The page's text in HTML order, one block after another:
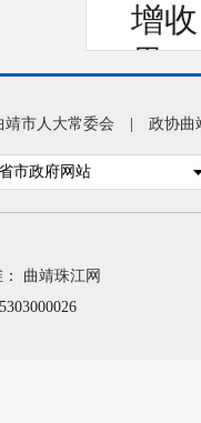
增
果
真
满
靖市人大常委会 政协曲
市政府网站
曲靖珠江网